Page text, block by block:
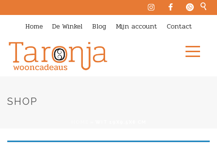
Home De Winkel Blog Mijn account Contact
SHOP